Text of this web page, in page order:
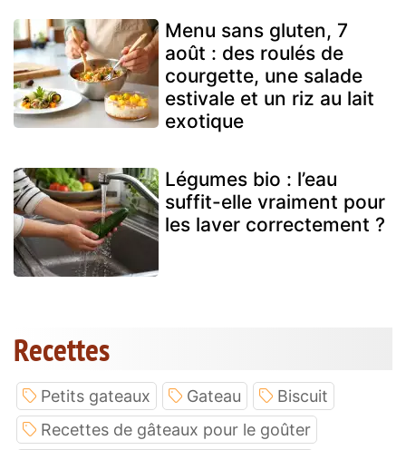
Menu sans gluten, 7
août : des roulés de
courgette, une salade
estivale et un riz au lait
exotique
Légumes bio : l’eau
suffit-elle vraiment pour
les laver correctement ?
Recettes
Petits gateaux Gateau
Biscuit
Recettes de gâteaux pour le goûter